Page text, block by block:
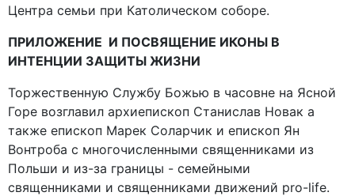
Центра семьи при Католическом соборе.
ПРИЛОЖЕНИЕ И ПОСВЯЩЕНИЕ ИКОНЫ В
ИНТЕНЦИИ ЗАЩИТЫ ЖИЗНИ
Торжественную Службу Божью в часовне на Ясной
Горе возглавил архиепископ Станислав Новак а
также епископ Марек Соларчик и епископ Ян
Вонтроба с многочисленными священниками из
Польши и из-за границы - семейными
священниками и священниками движений pro-life.